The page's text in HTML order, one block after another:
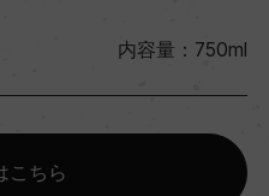
内容量：750ml
こちら